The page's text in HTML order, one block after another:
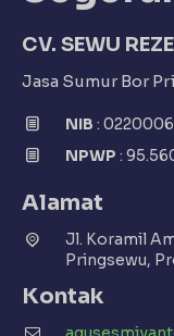
CV. SEWU
Jasa Sumur Bor
NIB :
NPWP :
Alamat
Jl. Koramil
Pringsewu,
Kontak